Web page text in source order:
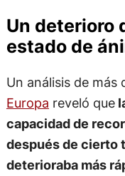
Un deterioro
estado de
Un análisis de más
Europa reveló que
capacidad de
después de cierto
deterioraba más